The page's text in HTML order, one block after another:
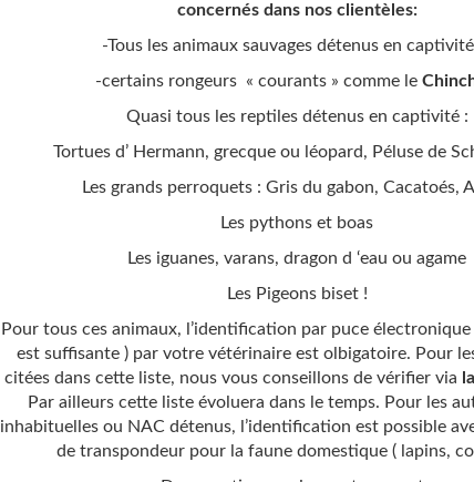
concernés dans nos clientèles:
-Tous les animaux sauvages détenus en
-certains rongeurs « courants » comme le
Quasi tous les reptiles détenus en captivité :
Tortues d’ Hermann, grecque ou léopard, Péluse de
Les grands perroquets : Gris du gabon, Cacatoés,
Les pythons et boas
Les iguanes, varans, dragon d ‘eau ou agame
Les Pigeons biset !
Pour tous ces animaux, l’identification par puce
est suffisante ) par votre vétérinaire est olbigatoire. Pour
citées dans cette liste, nous vous conseillons de vérifier via
Par ailleurs cette liste évoluera dans le temps. Pour les
inhabituelles ou NAC détenus, l’identification est possible
de transpondeur pour la faune domestique ( lapins,